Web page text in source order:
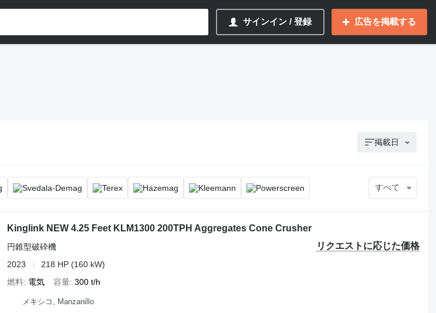
サインイン / 登録 広告を掲載する
掲載日
すべて
Kinglink NEW 4.25 Feet KLM1300 200TPH Aggregates Cone Crusher
リクエストに応じた価格
円錐型破砕機
2023
218 HP (160 kW)
燃料 電気 容量 300 t/h
メキシコ, Manzanillo